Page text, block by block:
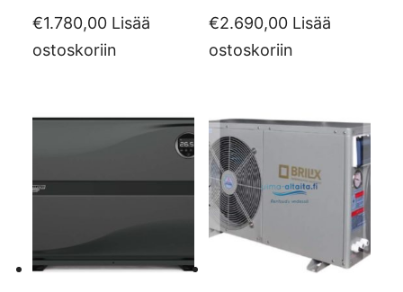
€1.780,00 Lisää
ostoskoriin
€2.690,00 Lisää
ostoskoriin